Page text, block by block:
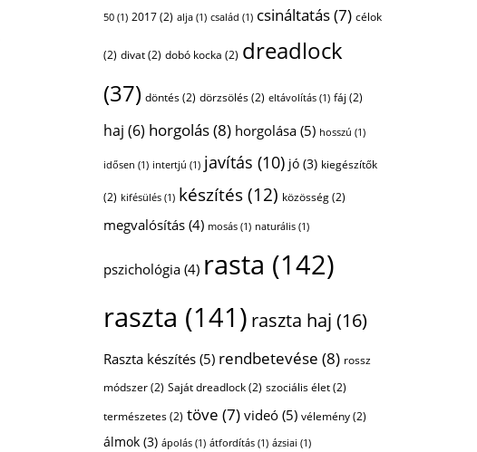
50 (1) 2017(2) alja (1) család (1) csináltatás(7) célok
(2) divat(2) dobó kocka (2) dreadlock
(37) döntés(2) dörzsölés(2) eltávolítás (1) fáj (2)
haj (6) horgolás(8) horgolása(5) hosszú (1)
idősen (1) intertjú (1) javítás (10) jó (3) kiegészítők
(2) kifésülés (1) készítés(12) közösség(2)
megvalósítás (4) mosás (1) naturális (1)
pszichológia (4) rasta (142)
raszta (141) raszta haj (16)
Raszta készítés(5) rendbetevése (8) rossz
módszer(2) Saját dreadlock(2) szociális élet(2)
természetes(2) töve (7)videó(5) vélemény(2)
álmok (3) ápolás (1) átfordítás (1) ázsiai (1)